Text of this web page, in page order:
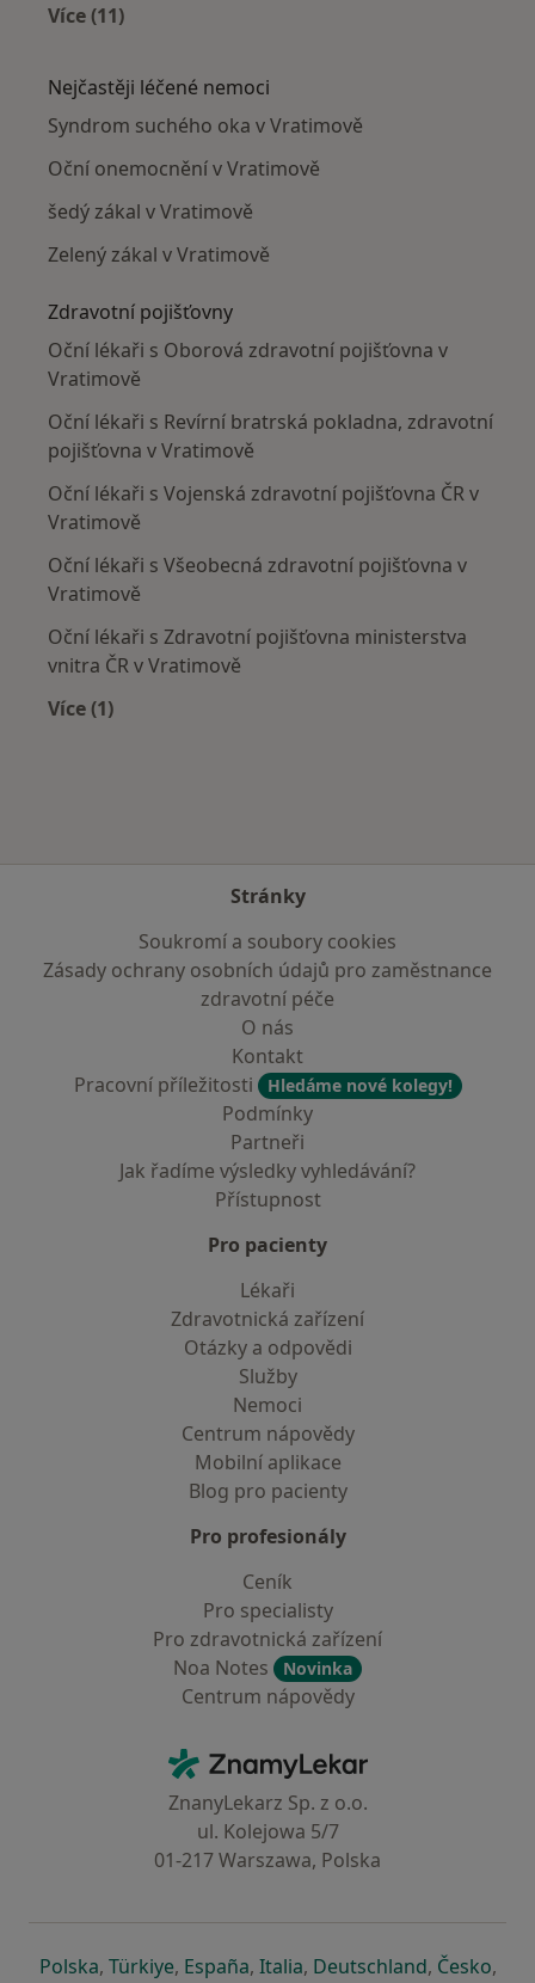
Více (11)
Nejčastěji léčené nemoci
Syndrom suchého oka v Vratimově
Oční onemocnění v Vratimově
šedý zákal v Vratimově
Zelený zákal v Vratimově
Zdravotní pojišťovny
Oční lékaři s Oborová zdravotní pojišťovna v
Vratimově
Oční lékaři s Revírní bratrská pokladna, zdravotní
pojišťovna v Vratimově
Oční lékaři s Vojenská zdravotní pojišťovna ČR v
Vratimově
Oční lékaři s Všeobecná zdravotní pojišťovna v
Vratimově
Oční lékaři s Zdravotní pojišťovna ministerstva
vnitra ČR v Vratimově
Více (1)
Stránky
Soukromí a soubory cookies
Zásady ochrany osobních údajů pro zaměstnance
zdravotní péče
O nás
Kontakt
Pracovní příležitosti
Hledáme nové kolegy!
Podmínky
Partneři
Jak řadíme výsledky vyhledávání?
Přístupnost
Pro pacienty
Lékaři
Zdravotnická zařízení
Otázky a odpovědi
Služby
Nemoci
Centrum nápovědy
Mobilní aplikace
Blog pro pacienty
Pro profesionály
Ceník
Pro specialisty
Pro zdravotnická zařízení
Noa Notes
Novinka
Centrum nápovědy
ZnamyLekar - Hlavní stránka
ZnanyLekarz Sp. z o.o.
ul. Kolejowa 5/7
01-217 Warszawa, Polska
Polskase otevře v nové záložce
, Türkiyese otevře v nové záložce
, Españase otevře v nové záložce
, Italiase otevře v nové záložce
, Deutschlandse otevře v
, Českose
,